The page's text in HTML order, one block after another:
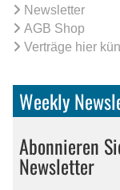
Newsletter
AGB Shop
Verträge hier
Weekly
Abonnieren
Newsletter